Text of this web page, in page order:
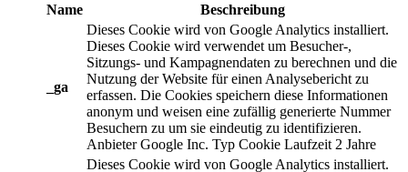
Name
Beschreibung
_ga
Dieses Cookie wird von Google Analytics installiert.
Dieses Cookie wird verwendet um Besucher-,
Sitzungs- und Kampagnendaten zu berechnen und die
Nutzung der Website für einen Analysebericht zu
erfassen. Die Cookies speichern diese Informationen
anonym und weisen eine zufällig generierte Nummer
Besuchern zu um sie eindeutig zu identifizieren.
Anbieter Google Inc. Typ Cookie Laufzeit 2 Jahre
Dieses Cookie wird von Google Analytics installiert.